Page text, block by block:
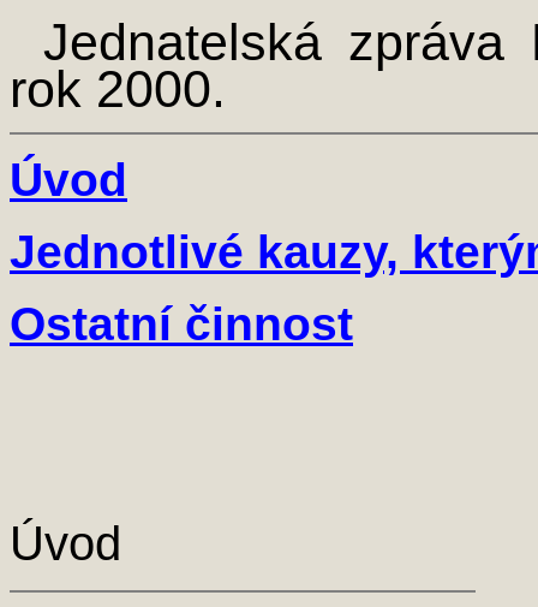
Jednatelská
rok 2000.
Úvod
Jednotlivé kauzy,
Ostatní činnost
Úvod